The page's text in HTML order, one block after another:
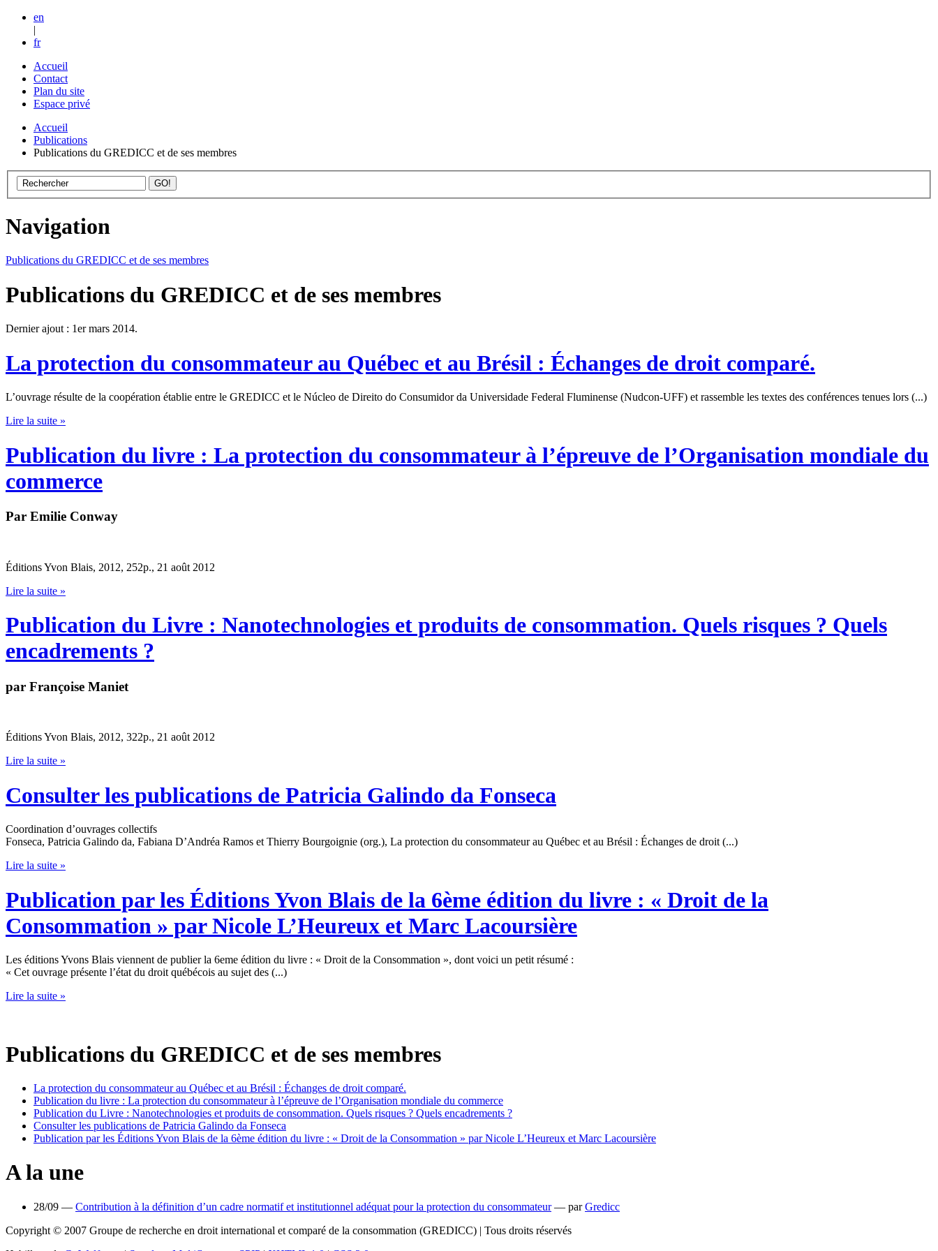
en
|
fr
Accueil
Contact
Plan du site
Espace privé
Accueil
Publications
Publications du GREDICC et de ses membres
Navigation
Publications du GREDICC et de ses membres
Publications du GREDICC et de ses membres
Dernier ajout : 1er mars 2014.
La protection du consommateur au Québec et au Brésil : Échanges de droit comparé.
L’ouvrage résulte de la coopération établie entre le GREDICC et le Núcleo de Direito do Consumidor da Universidade Federal Fluminense (Nudcon-UFF) et rassemble les textes des conférences tenues lors (...)
Lire la suite »
Publication du livre : La protection du consommateur à l’épreuve de l’Organisation mondiale du
commerce
Par Emilie Conway
Éditions Yvon Blais, 2012, 252p., 21 août 2012
Lire la suite »
Publication du Livre : Nanotechnologies et produits de consommation. Quels risques ? Quels
encadrements ?
par Françoise Maniet
Éditions Yvon Blais, 2012, 322p., 21 août 2012
Lire la suite »
Consulter les publications de Patricia Galindo da Fonseca
Coordination d’ouvrages collectifs
Fonseca, Patricia Galindo da, Fabiana D’Andréa Ramos et Thierry Bourgoignie (org.), La protection du consommateur au Québec et au Brésil : Échanges de droit (...)
Lire la suite »
Publication par les Éditions Yvon Blais de la 6ème édition du livre : « Droit de la
Consommation » par Nicole L’Heureux et Marc Lacoursière
Les éditions Yvons Blais viennent de publier la 6eme édition du livre : « Droit de la Consommation », dont voici un petit résumé :
« Cet ouvrage présente l’état du droit québécois au sujet des (...)
Lire la suite »
Publications du GREDICC et de ses membres
La protection du consommateur au Québec et au Brésil : Échanges de droit comparé.
Publication du livre : La protection du consommateur à l’épreuve de l’Organisation mondiale du commerce
Publication du Livre : Nanotechnologies et produits de consommation. Quels risques ? Quels encadrements ?
Consulter les publications de Patricia Galindo da Fonseca
Publication par les Éditions Yvon Blais de la 6ème édition du livre : « Droit de la Consommation » par Nicole L’Heureux et Marc Lacoursière
A la une
28/09 — Contribution à la définition d’un cadre normatif et institutionnel adéquat pour la protection du consommateur— parGredicc
Copyright © 2007 Groupe de recherche en droit international et comparé de la consommation (GREDICC) | Tous droits réservés